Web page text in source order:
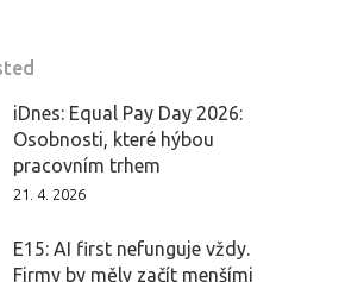
iDnes: Equal Pay Day 2026:
Osobnosti, které hýbou
pracovním trhem
21. 4. 2026
E15: AI first nefunguje vždy.
Firmy by měly začít menšími